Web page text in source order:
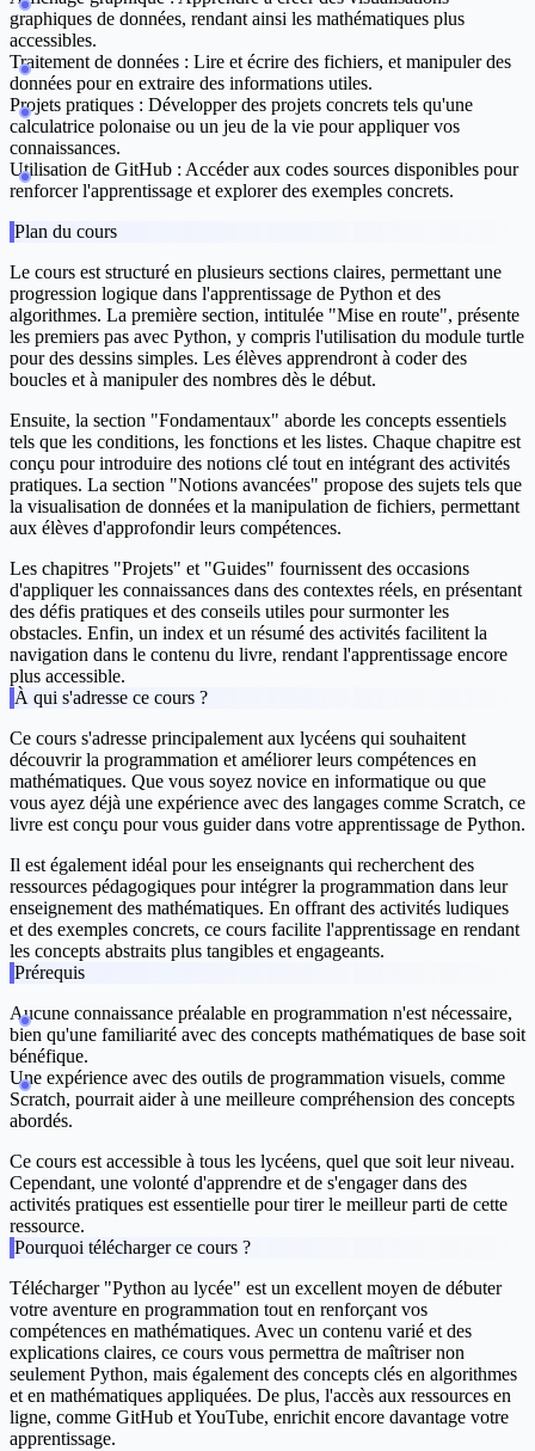
graphiques de données, rendant ainsi les mathématiques plus
accessibles.
Traitement de données : Lire et écrire des fichiers, et manipuler des
données pour en extraire des informations utiles.
Projets pratiques : Développer des projets concrets tels qu'une
calculatrice polonaise ou un jeu de la vie pour appliquer vos
connaissances.
Utilisation de GitHub : Accéder aux codes sources disponibles pour
renforcer l'apprentissage et explorer des exemples concrets.
Plan du cours
Le cours est structuré en plusieurs sections claires, permettant une
progression logique dans l'apprentissage de Python et des
algorithmes. La première section, intitulée "Mise en route", présente
les premiers pas avec Python, y compris l'utilisation du module turtle
pour des dessins simples. Les élèves apprendront à coder des
boucles et à manipuler des nombres dès le début.
Ensuite, la section "Fondamentaux" aborde les concepts essentiels
tels que les conditions, les fonctions et les listes. Chaque chapitre est
conçu pour introduire des notions clé tout en intégrant des activités
pratiques. La section "Notions avancées" propose des sujets tels que
la visualisation de données et la manipulation de fichiers, permettant
aux élèves d'approfondir leurs compétences.
Les chapitres "Projets" et "Guides" fournissent des occasions
d'appliquer les connaissances dans des contextes réels, en présentant
des défis pratiques et des conseils utiles pour surmonter les
obstacles. Enfin, un index et un résumé des activités facilitent la
navigation dans le contenu du livre, rendant l'apprentissage encore
plus accessible.
À qui s'adresse ce cours ?
Ce cours s'adresse principalement aux lycéens qui souhaitent
découvrir la programmation et améliorer leurs compétences en
mathématiques. Que vous soyez novice en informatique ou que
vous ayez déjà une expérience avec des langages comme Scratch, ce
livre est conçu pour vous guider dans votre apprentissage de Python.
Il est également idéal pour les enseignants qui recherchent des
ressources pédagogiques pour intégrer la programmation dans leur
enseignement des mathématiques. En offrant des activités ludiques
et des exemples concrets, ce cours facilite l'apprentissage en rendant
les concepts abstraits plus tangibles et engageants.
Prérequis
Aucune connaissance préalable en programmation n'est nécessaire,
bien qu'une familiarité avec des concepts mathématiques de base soit
bénéfique.
Une expérience avec des outils de programmation visuels, comme
Scratch, pourrait aider à une meilleure compréhension des concepts
abordés.
Ce cours est accessible à tous les lycéens, quel que soit leur niveau.
Cependant, une volonté d'apprendre et de s'engager dans des
activités pratiques est essentielle pour tirer le meilleur parti de cette
ressource.
Pourquoi télécharger ce cours ?
Télécharger "Python au lycée" est un excellent moyen de débuter
votre aventure en programmation tout en renforçant vos
compétences en mathématiques. Avec un contenu varié et des
explications claires, ce cours vous permettra de maîtriser non
seulement Python, mais également des concepts clés en algorithmes
et en mathématiques appliquées. De plus, l'accès aux ressources en
ligne, comme GitHub et YouTube, enrichit encore davantage votre
apprentissage.